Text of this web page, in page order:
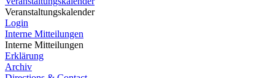
Veranstaltungskalender
Login
Interne Mitteilungen
Interne Mitteilungen
Erklärung
Archiv